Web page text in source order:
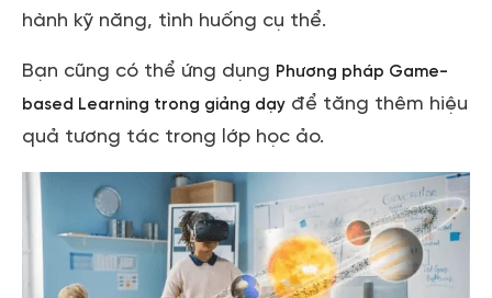
hành kỹ năng, tình huống cụ thể.
Bạn cũng có thể ứng dụng Phương pháp Game-
based Learning trong giảng dạy để tăng thêm hiệu
quả tương tác trong lớp học ảo.